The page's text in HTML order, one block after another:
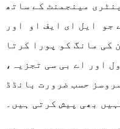
مینجمنٹ کے ساتھ
جو ایل ای ایف او اور
کی مانگ کو پورا کرتا
اور اے بی سی تجزیہ،
حسب ضرورت بانڈڈ
بھی پیش کرتی ہیں۔